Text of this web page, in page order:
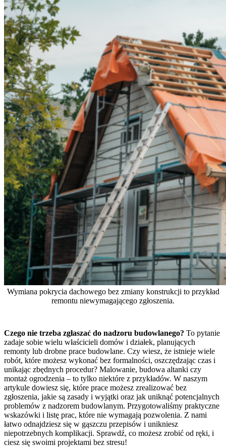
Wymiana pokrycia dachowego bez zmiany konstrukcji to przykład
remontu niewymagającego zgłoszenia.
Czego nie trzeba zgłaszać do nadzoru budowlanego? To pytanie
zadaje sobie wielu właścicieli domów i działek, planujących
remonty lub drobne prace budowlane. Czy wiesz, że istnieje wiele
robót, które możesz wykonać bez formalności, oszczędzając czas i
unikając zbędnych procedur? Malowanie, budowa altanki czy
montaż ogrodzenia – to tylko niektóre z przykładów. W naszym
artykule dowiesz się, które prace możesz zrealizować bez
zgłoszenia, jakie są zasady i wyjątki oraz jak uniknąć potencjalnych
problemów z nadzorem budowlanym. Przygotowaliśmy praktyczne
wskazówki i listę prac, które nie wymagają pozwolenia. Z nami
łatwo odnajdziesz się w gąszczu przepisów i unikniesz
niepotrzebnych komplikacji. Sprawdź, co możesz zrobić od ręki, i
ciesz się swoimi projektami bez stresu!